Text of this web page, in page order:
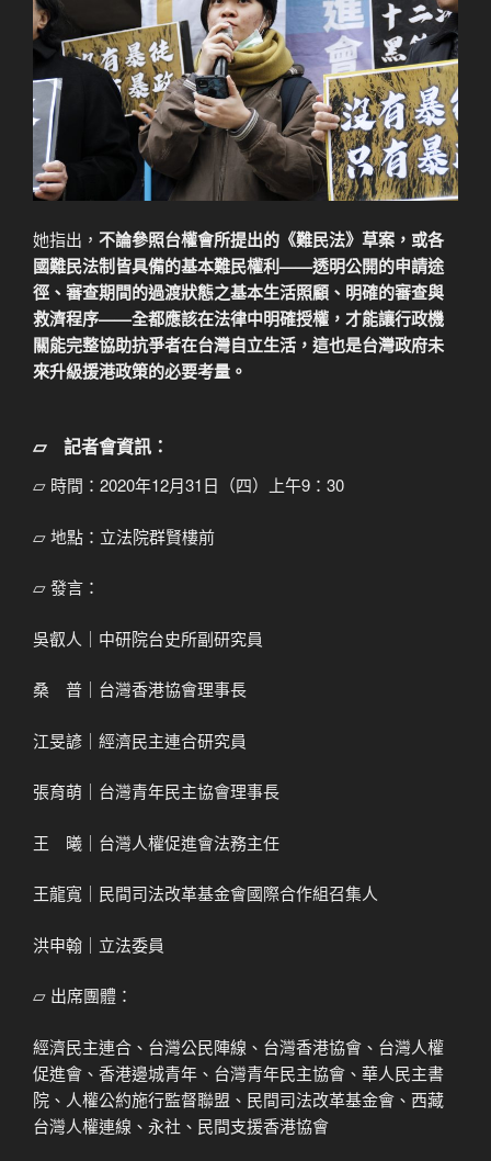
她指出， 不論參照台權會所提出的《難民法》 草案，或各
國難民法制皆具備的基本難民權利——透明公開的申請途
徑、審查期間的過渡狀態之基本生活照顧、明確的審查與
救濟程序——全都應該在法律中明確授權，才能讓行政機
關能完整協助抗爭者在台灣自立生活，這也是台灣政府未
來升級援港政策的必要考量。
⏥記者會資訊：
⏥ 時間：2020年12月31日（四）上午9：30
⏥ 地點：立法院群賢樓前
⏥ 發言：
吳叡人｜中研院台史所副研究員
桑 普｜台灣香港協會理事長
江旻諺｜經濟民主連合研究員
張育萌｜台灣青年民主協會理事長
王 曦｜台灣人權促進會法務主任
王龍寬｜民間司法改革基金會國際合作組召集人
洪申翰｜立法委員
⏥ 出席團體：
經濟民主連合、台灣公民陣線、台灣香港協會、台灣人權
促進會、香港邊城青年、台灣青年民主協會、華人民主書
院、人權公約施行監督聯盟、民間司法改革基金會、西藏
台灣人權連線、永社、民間支援香港協會